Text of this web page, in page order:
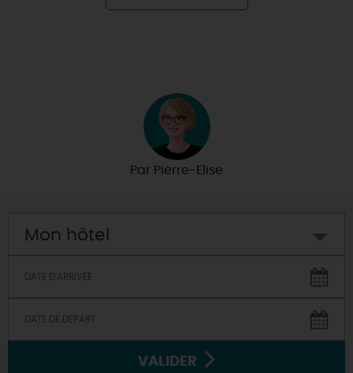
Par Pierre-Elise
Mon hôtel
VALIDER